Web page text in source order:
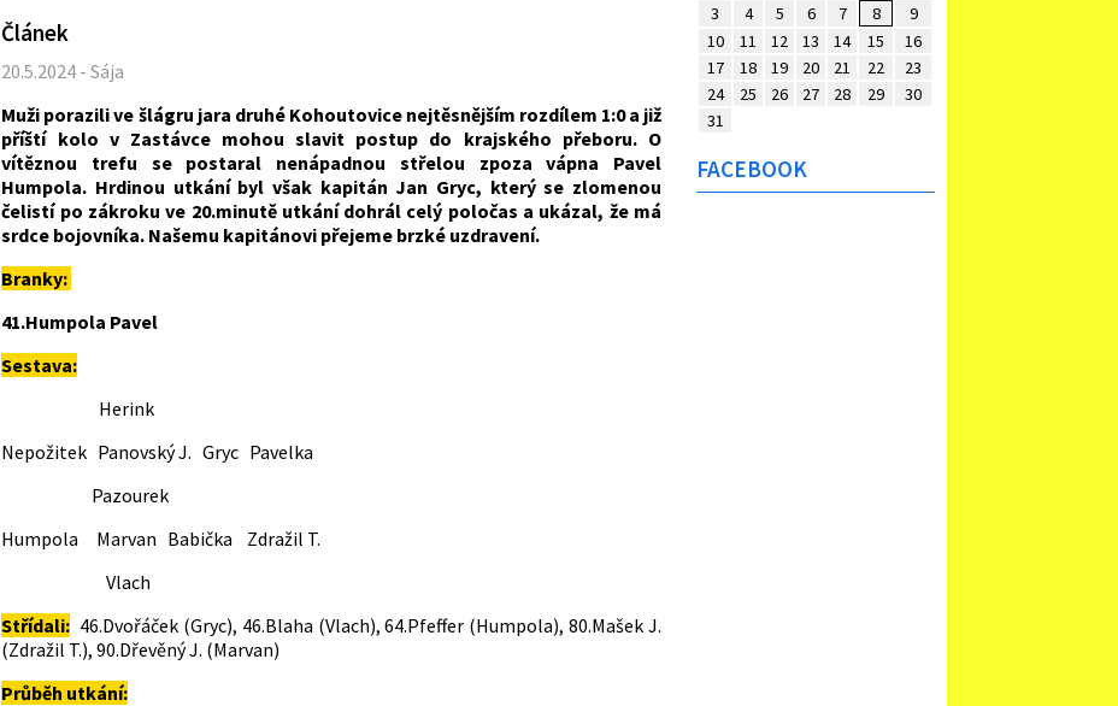
Článek
20.5.2024 - Sája
Muži porazili ve šlágru jara druhé Kohoutovice nejtěsnějším rozdílem 1:0 a již
příští kolo v Zastávce mohou slavit postup do krajského přeboru. O
vítěznou trefu se postaral nenápadnou střelou zpoza vápna Pavel
Humpola. Hrdinou utkání byl však kapitán Jan Gryc, který se zlomenou
čelistí po zákroku ve 20.minutě utkání dohrál celý poločas a ukázal, že má
srdce bojovníka. Našemu kapitánovi přejeme brzké uzdravení.
Branky:
41.Humpola Pavel
Sestava:
Herink
Nepožitek Panovský J. Gryc Pavelka
Pazourek
Humpola Marvan Babička Zdražil T.
Vlach
Střídali: 46.Dvořáček (Gryc), 46.Blaha (Vlach), 64.Pfeffer (Humpola), 80.Mašek J.
(Zdražil T.), 90.Dřevěný J. (Marvan)
Průběh utkání:
3
4 5 6 7 8
9
10
11 12 13 14 15
16
17
18 19 20 21 22
23
24
25 26 27 28 29
30
31
FACEBOOK